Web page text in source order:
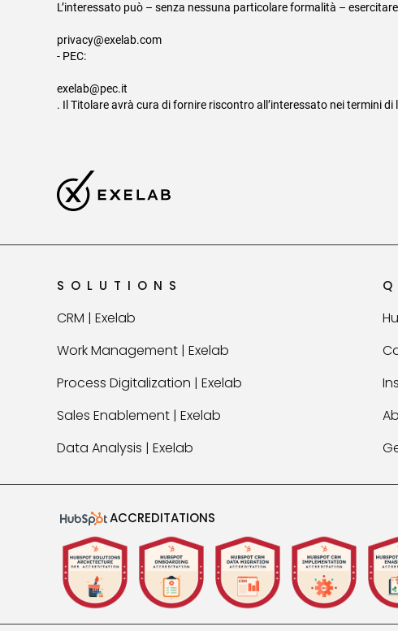
L’interessato può – senza nessuna particolare formalità –
privacy@exelab.com
- PEC:
exelab@pec.it
. Il Titolare avrà cura di fornire riscontro all’interessato nei termini di
SOLUTIONS
CRM | Exelab
Work Management | Exelab
Process Digitalization | Exelab
Sales Enablement | Exelab
Data Analysis | Exelab
ACCREDITATIONS